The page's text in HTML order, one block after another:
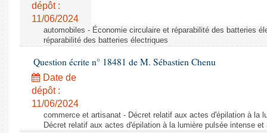
dépôt :
11/06/2024
automobiles - Économie circulaire et réparabilité des batteries
réparabilité des batteries électriques
Question écrite n° 18481 de M. Sébastien Chenu
Date de
dépôt :
11/06/2024
commerce et artisanat - Décret relatif aux actes d'épilation à la
Décret relatif aux actes d'épilation à la lumière pulsée intense et